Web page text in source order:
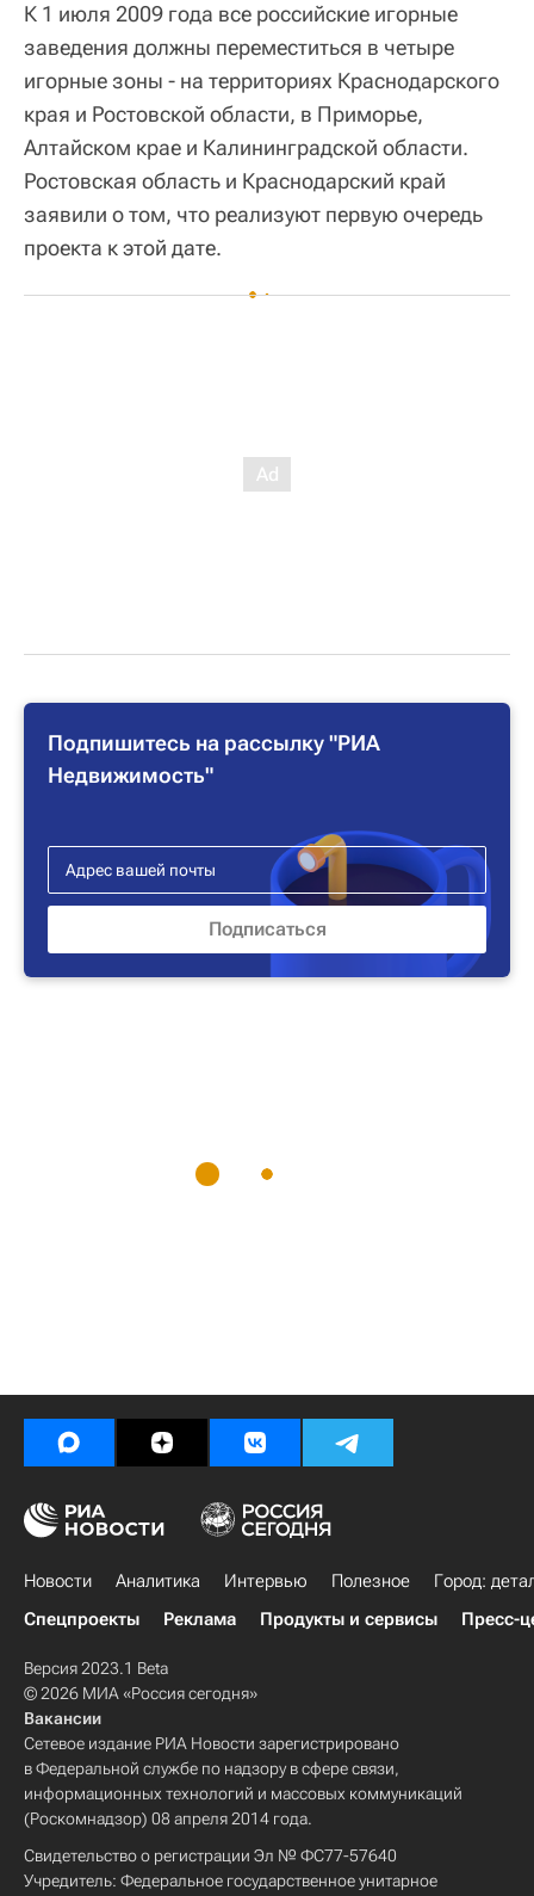
К 1 июля 2009 года все российские игорные
заведения должны переместиться в четыре
игорные зоны - на территориях Краснодарского
края и Ростовской области, в Приморье,
Алтайском крае и Калининградской области.
Ростовская область и Краснодарский край
заявили о том, что реализуют первую очередь
проекта к этой дате.
Подпишитесь на рассылку "РИА
Недвижимость"
Новости Аналитика Интервью Полезное
Город:
Спецпроекты
Реклама Продукты и сервисы Пресс-
Версия 2023.1 Beta
© 2026 МИА «Россия сегодня»
Вакансии
Сетевое издание РИА Новости зарегистрировано
в Федеральной службе по надзору в сфере связи,
информационных технологий и массовых коммуникаций
(Роскомнадзор) 08 апреля 2014 года.
Свидетельство о регистрации Эл № ФС77-57640
Учредитель: Федеральное государственное унитарное